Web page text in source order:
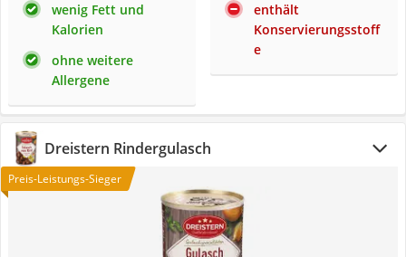
wenig Fett und
Kalorien
ohne weitere
Allergene
enthält
Konservierungsstoff
e
Dreistern Rindergulasch
Preis-Leistungs-Sieger